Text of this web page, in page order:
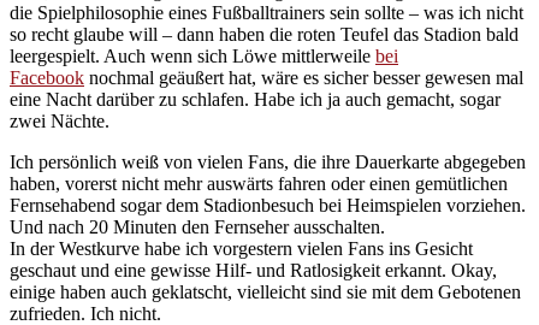
die Spielphilosophie eines Fußballtrainers sein sollte – was ich nicht
so recht glaube will – dann haben die roten Teufel das Stadion bald
leergespielt. Auch wenn sich Löwe mittlerweile bei
Facebook nochmal geäußert hat, wäre es sicher besser gewesen mal
eine Nacht darüber zu schlafen. Habe ich ja auch gemacht, sogar
zwei Nächte.
Ich persönlich weiß von vielen Fans, die ihre Dauerkarte abgegeben
haben, vorerst nicht mehr auswärts fahren oder einen gemütlichen
Fernsehabend sogar dem Stadionbesuch bei Heimspielen vorziehen.
Und nach 20 Minuten den Fernseher ausschalten.
In der Westkurve habe ich vorgestern vielen Fans ins Gesicht
geschaut und eine gewisse Hilf- und Ratlosigkeit erkannt. Okay,
einige haben auch geklatscht, vielleicht sind sie mit dem Gebotenen
zufrieden. Ich nicht.